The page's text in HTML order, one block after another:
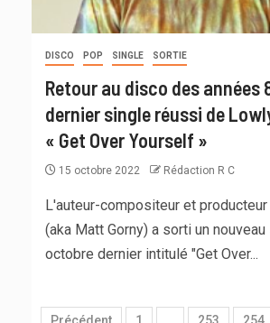
DISCO POP SINGLE SORTIE
Retour au disco des années
dernier single réussi de
« Get Over Yourself »
15 octobre 2022 Rédaction R C
L'auteur-compositeur et
(aka Matt Gorny) a sorti un
octobre dernier intitulé "Get Over...
Précédent 1 253 254